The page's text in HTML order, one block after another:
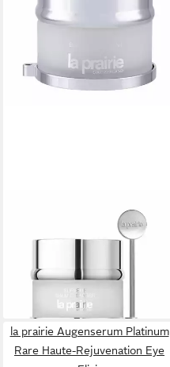
Gesichts-Reinigungsmilch
Supreme Balm Cleanser
(1.431,80 €/ 1 l)
lieferbar - in 8-10 Werktagen bei
la prairie Augenserum Platinum
Rare Haute-Rejuvenation Eye